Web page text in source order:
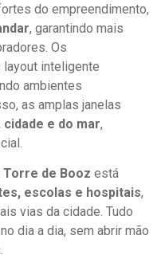
do empreendimento,
, garantindo mais
Os
layout inteligente
ambientes
as amplas janelas
e do mar,
Torre de Booz está
escolas e hospitais,
vias da cidade. Tudo
dia a dia, sem abrir mão